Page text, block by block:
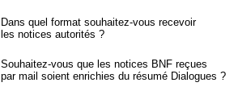
Dans quel format souhaitez-vous recevoir
les notices autorités ?
Souhaitez-vous que les notices BNF reçues
par mail soient enrichies du résumé Dialogues ?